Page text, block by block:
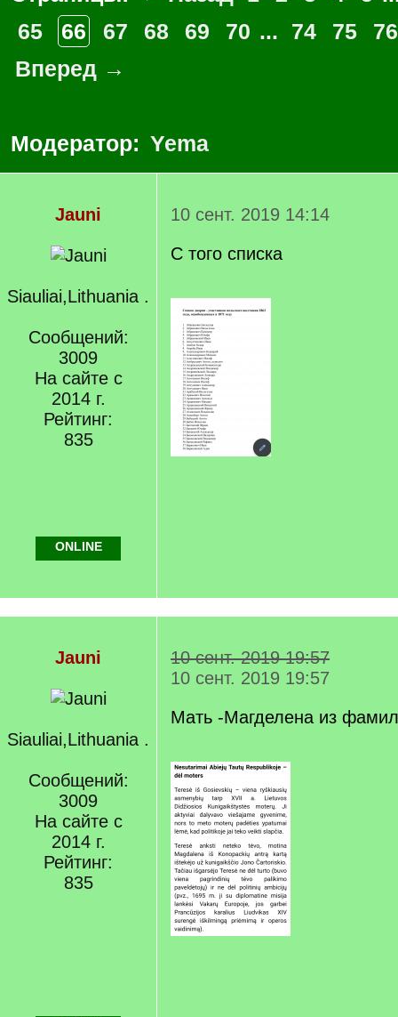
65
66 67 68 69 70 ... 74 75
76
Вперед →
Модератор: Yema
Jauni
Siauliai,Lithuania .
Сообщений:
3009
На сайте с
2014 г.
Рейтинг:
835
10 сент. 2019 14:14
С того списка
ONLINE
Jauni
Siauliai,Lithuania .
Сообщений:
3009
На сайте с
2014 г.
Рейтинг:
835
10 сент. 2019 19:57
10 сент. 2019 19:57
Мать -Магделена из